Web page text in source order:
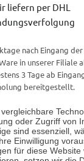
oder Zugriff von
sind essenziell,
Einwilligung
für diese Website
liefern per DHL
nach Eingang
in unserer Filiale
3 Tage ab
bereitgestellt.
in
Steinbüchel 6